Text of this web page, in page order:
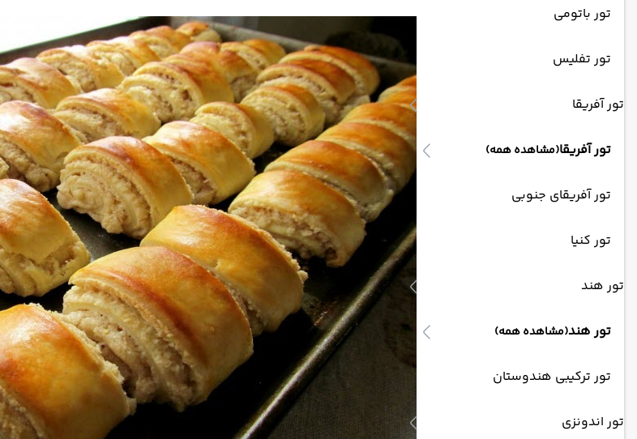
تور باتومی
تور تفلیس
تور آفریقا
تور آفریقا(مشاهده همه)
تور آفریقای جنوبی
تور کنیا
تور هند
تور هند(مشاهده همه)
تور ترکیبی هندوستان
تور اندونزی